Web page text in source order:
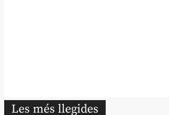
Les més llegides